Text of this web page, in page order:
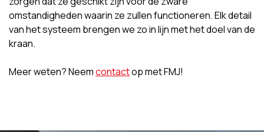
omstandigheden waarin ze zullen functioneren. Elk detail
van het systeem brengen we zo in lijn met het doel van de
kraan.
Meer weten? Neemcontactop met FMJ!